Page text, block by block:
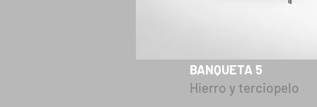
BANQUETA 5
Hierro y terciopelo